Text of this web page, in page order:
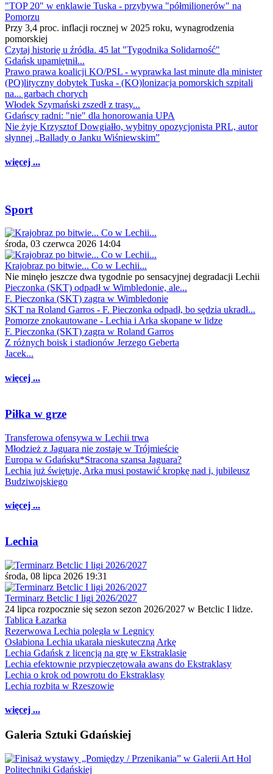
"TOP 20" w enklawie Tuska - przybywa "półmilionerów" na
Pomorzu
Przy 3,4 proc. inflacji rocznej w 2025 roku, wynagrodzenia
pomorskiej
Czytaj historię u źródła. 45 lat "Tygodnika Solidarność"
Gdańsk upamiętnił...
Prawo prawa koalicji KO/PSL - wyprawka last minute dla minister
(PO)lityczny dobytek Tuska - (KO)lonizacja pomorskich szpitali
na... garbach chorych
Włodek Szymański zszedł z trasy...
Gdańscy radni: "nie" dla honorowania UPA
Nie żyje Krzysztof Dowgiałło, wybitny opozycjonista PRL, autor
słynnej „Ballady o Janku Wiśniewskim”
więcej ...
Sport
środa, 03 czerwca 2026 14:04
Krajobraz po bitwie... Co w Lechii...
Nie minęło jeszcze dwa tygodnie po sensacyjnej degradacji Lechii
Pieczonka (SKT) odpadł w Wimbledonie, ale...
F. Pieczonka (SKT) zagra w Wimbledonie
SKT na Roland Garros - F. Pieczonka odpadł, bo sędzia ukradł...
Pomorze znokautowane - Lechia i Arka skopane w lidze
F. Pieczonka (SKT) zagra w Roland Garros
Z różnych boisk i stadionów Jerzego Geberta
Jacek...
więcej ...
Piłka w grze
Transferowa ofensywa w Lechii trwa
Młodzież z Jaguara nie zostaje w Trójmieście
Europa w Gdańsku*Stracona szansa Jaguara?
Lechia już świętuje, Arka musi postawić kropkę nad i, jubileusz
Budziwojskiego
więcej ...
Lechia
środa, 08 lipca 2026 19:31
Terminarz Betclic I ligi 2026/2027
24 lipca rozpocznie się sezon sezon 2026/2027 w Betclic I lidze.
Tablica Łazarka
Rezerwowa Lechia poległa w Legnicy
Osłabiona Lechia ukarała nieskuteczną Arkę
Lechia Gdańsk z licencją na grę w Ekstraklasie
Lechia efektownie przypieczętowała awans do Ekstraklasy
Lechia o krok od powrotu do Ekstraklasy
Lechia rozbita w Rzeszowie
więcej ...
Galeria Sztuki Gdańskiej